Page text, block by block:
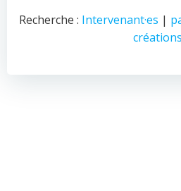
Recherche : Intervenant·es |
créations